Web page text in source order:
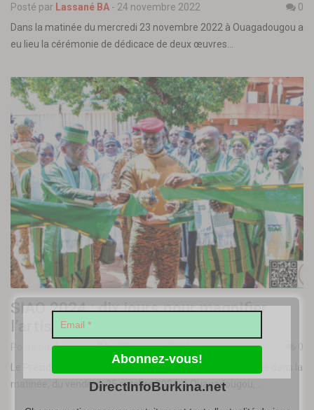
Posté par Lassané BA - 24 novembre 2022
0
Dans la matinée du mercredi 23 novembre 2022 à Ouagadougou a
eu lieu la cérémonie de dédicace de deux œuvres…
SIAO 2024 : dix jours pour magnifier
l’artisanat africain
Posté parLassané BA-27 octobre 2024
0
Le Président du Faso, le capitaine Ibrahim Traoré, a présidé dans la
matinée, du vendredi 25 octobre 2024, à Ouagadougou,…
DirectInfoBurkina.net